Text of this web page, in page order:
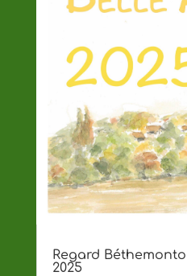
Regard
2025